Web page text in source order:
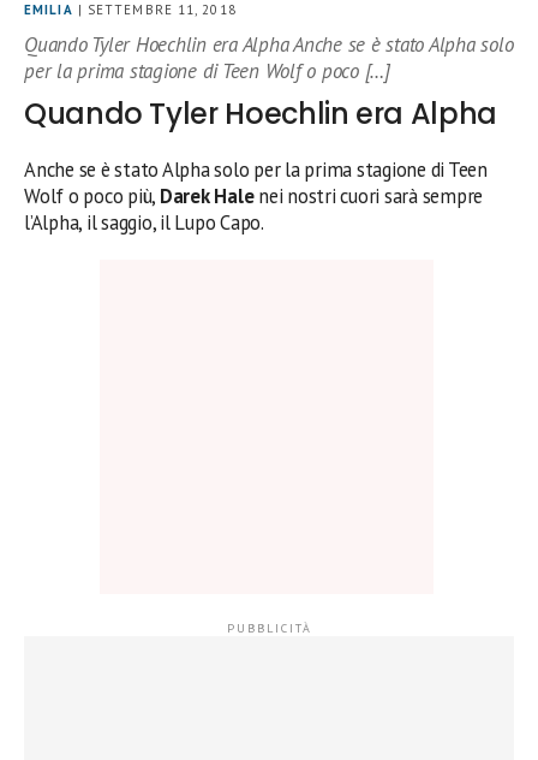
EMILIA | SETTEMBRE 11, 2018
Quando Tyler Hoechlin era Alpha Anche se è stato Alpha solo
per la prima stagione di Teen Wolf o poco […]
Quando Tyler Hoechlin era Alpha
Anche se è stato Alpha solo per la prima stagione di Teen
Wolf o poco più, Darek Halenei nostri cuori sarà sempre
l’Alpha, il saggio, il Lupo Capo.